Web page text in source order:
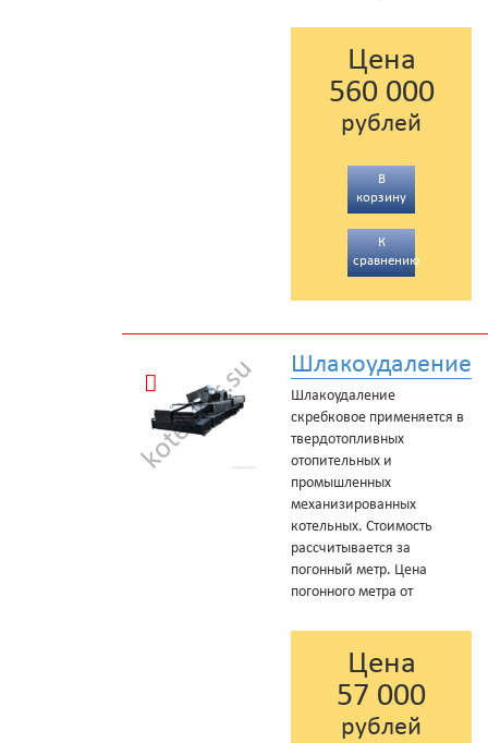
Цена
560 000
рублей
В
корзину
К
сравнению
Шлакоудаление
Шлакоудаление
скребковое применяется в
твердотопливных
отопительных и
промышленных
механизированных
котельных. Стоимость
рассчитывается за
погонный метр. Цена
погонного метра от
Цена
57 000
рублей